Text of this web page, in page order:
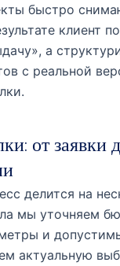
быстро
клиент
а
с реальной
от заявки
делится на
мы уточняем
и
актуальную